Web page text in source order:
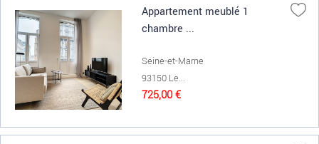
Appartement meublé 1
chambre ...
Seine-et-Marne
93150 Le...
725,00 €